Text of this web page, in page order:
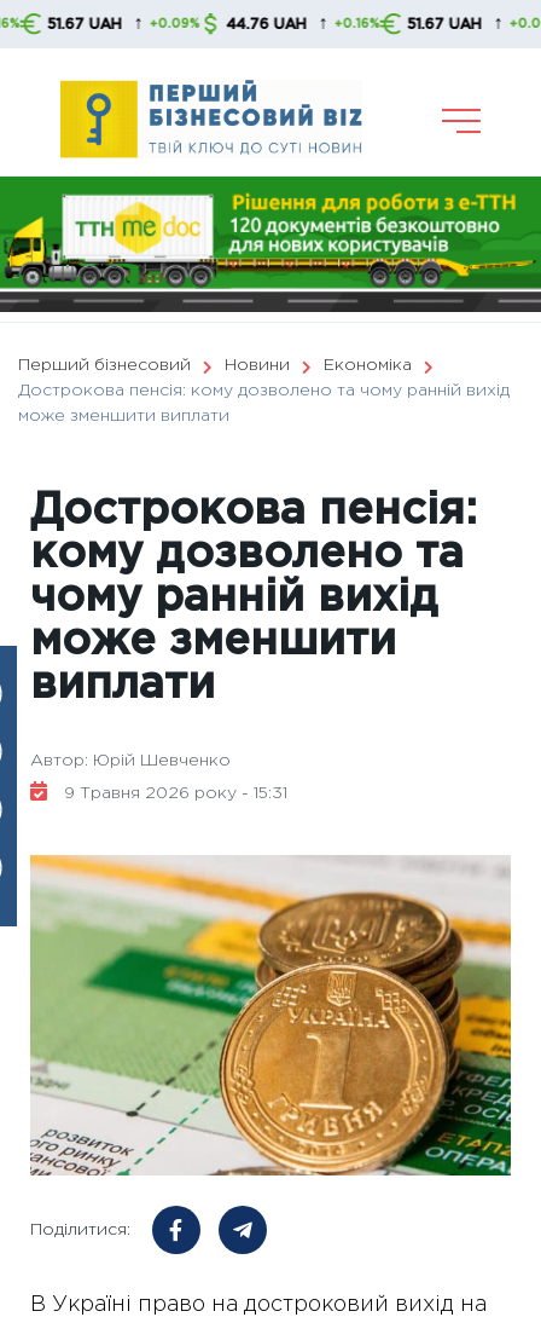
Skip
UAH ↑ +0.09% 44.76 UAH ↑ +0.16% 51.67 UAH ↑ +0.09%
Перший бізнесовий Новини
Економіка
Дострокова пенсія: кому дозволено та чому ранній вихід
може зменшити виплати
Дострокова пенсія:
кому дозволено та
чому ранній вихід
може зменшити
виплати
Автор: Юрій Шевченко
9 Травня 2026 року - 15:31
Поділитися:
В Україні право на достроковий вихід на